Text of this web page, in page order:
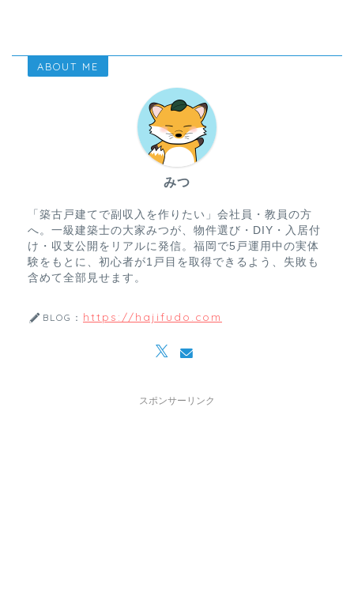
ABOUT ME
みつ
「築古戸建てで副収入を作りたい」会社員・教員の方
へ。一級建築士の大家みつが、物件選び・DIY・入居付
け・収支公開をリアルに発信。福岡で5戸運用中の実体
験をもとに、初心者が1戸目を取得できるよう、失敗も
含めて全部見せます。
BLOG： https://hajifudo.com
スポンサーリンク